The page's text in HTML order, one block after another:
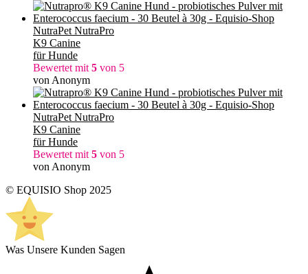
NutraPet NutraPro
K9 Canine
für Hunde
Bewertet mit 5 von 5
von Anonym
NutraPet NutraPro
K9 Canine
für Hunde
Bewertet mit 5 von 5
von Anonym
© EQUISIO Shop 2025
Was Unsere Kunden Sagen